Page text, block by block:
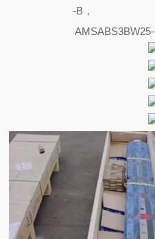
-B，